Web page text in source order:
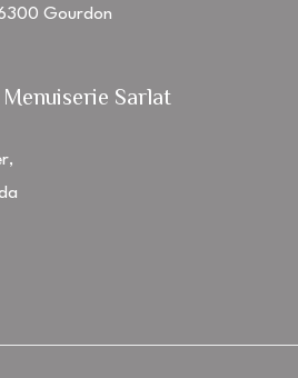
Gourdon
Sarlat